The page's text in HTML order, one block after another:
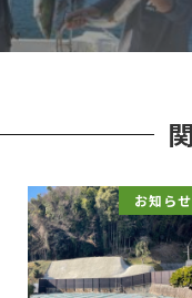
お知らせ